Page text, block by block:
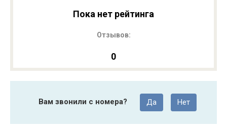
Пока нет рейтинга
Отзывов:
0
Вам звонили с номера? Да Нет